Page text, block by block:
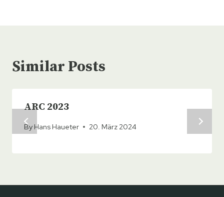
Similar Posts
ARC 2023
By Hans Haueter 20. März 2024